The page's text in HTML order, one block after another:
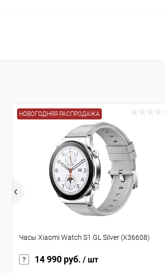
К сравнению
НОВОГОДНЯЯ РАСПРОДАЖА
Часы Xiaomi Watch S1 GL Silver (X36608)
14 990 руб. / шт